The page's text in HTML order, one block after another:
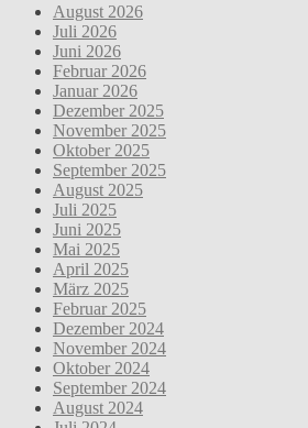
August 2026
Juli 2026
Juni 2026
Februar 2026
Januar 2026
Dezember 2025
November 2025
Oktober 2025
September 2025
August 2025
Juli 2025
Juni 2025
Mai 2025
April 2025
März 2025
Februar 2025
Dezember 2024
November 2024
Oktober 2024
September 2024
August 2024